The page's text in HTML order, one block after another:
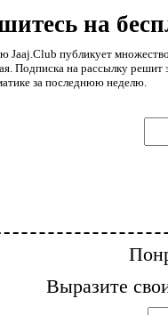
на
публикует множество
Подписка на рассылку
за последнюю неделю.
Выразите